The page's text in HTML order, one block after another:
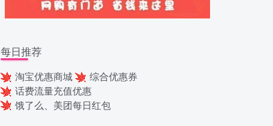
每日推荐
淘宝优惠商城
综合优惠券
话费流量充值优惠
饿了么、美团每日红包